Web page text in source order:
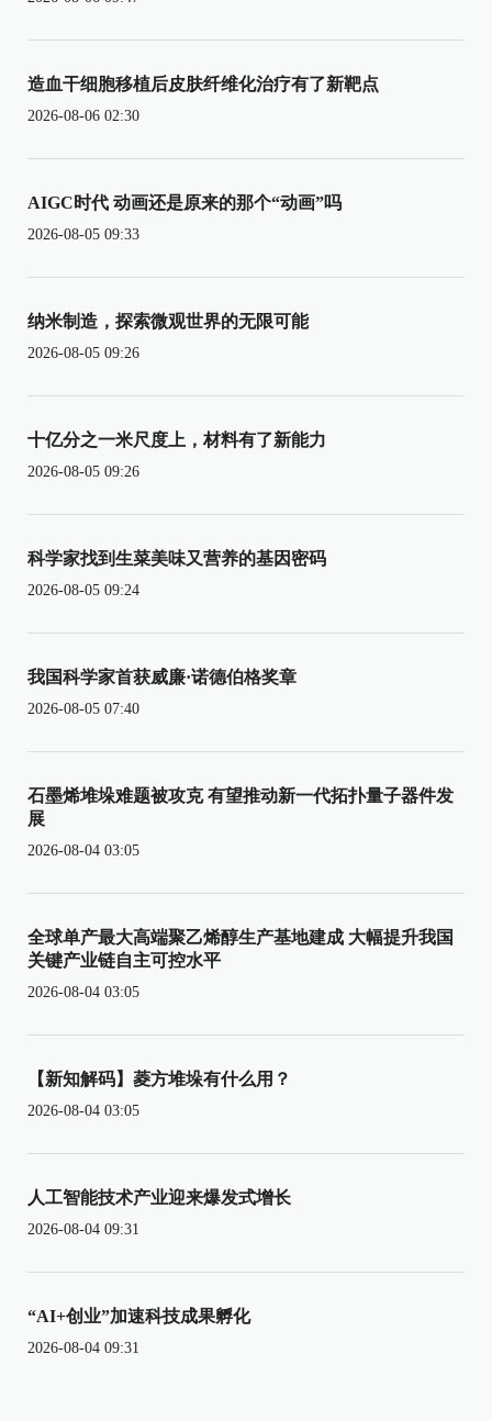
造血干细胞移植后皮肤纤维化治疗有了新靶点
2026-08-06 02:30
AIGC时代 动画还是原来的那个“动画”吗
2026-08-05 09:33
纳米制造，探索微观世界的无限可能
2026-08-05 09:26
十亿分之一米尺度上，材料有了新能力
2026-08-05 09:26
科学家找到生菜美味又营养的基因密码
2026-08-05 09:24
我国科学家首获威廉·诺德伯格奖章
2026-08-05 07:40
石墨烯堆垛难题被攻克 有望推动新一代拓扑量子器件发
展
2026-08-04 03:05
全球单产最大高端聚乙烯醇生产基地建成 大幅提升我国
关键产业链自主可控水平
2026-08-04 03:05
【新知解码】菱方堆垛有什么用？
2026-08-04 03:05
人工智能技术产业迎来爆发式增长
2026-08-04 09:31
“AI+创业”加速科技成果孵化
2026-08-04 09:31